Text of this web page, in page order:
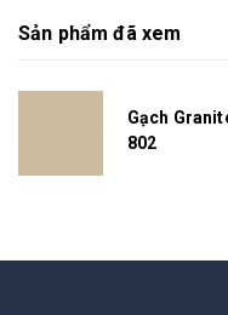
Sản phẩm đã xem
Gạch
802